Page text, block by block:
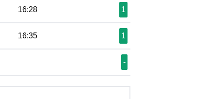
16:28 1
16:35 1
-